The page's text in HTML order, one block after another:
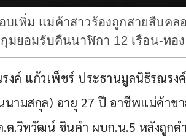
บเพิ่ม แม่ค้าสาวร้องถูกสายสืบ
ยอมรับคืนนาฬิกา 12 เรือน-ทอ
ค์ แก้วเพ็ชร์ ประธานมูลนิธิรณรง
ามสกุล) อายุ 27 ปี อาชีพแม่ค้าขา
ต.วิทวัฒน์ ชินคำ ผบก.น.5 หลังถูกต